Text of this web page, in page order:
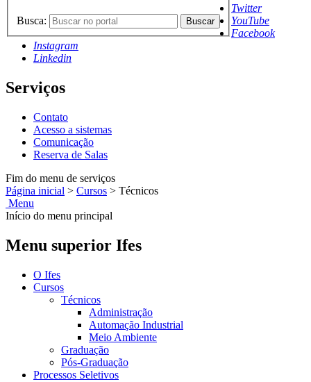
Busca: Buscar
Twitter
YouTube
Facebook
Instagram
Linkedin
Serviços
Contato
Acesso a sistemas
Comunicação
Reserva de Salas
Fim do menu de serviços
Página inicial > Cursos > Técnicos
Menu
Início do menu principal
Menu superior Ifes
O Ifes
Cursos
Técnicos
Administração
Automação Industrial
Meio Ambiente
Graduação
Pós-Graduação
Processos Seletivos